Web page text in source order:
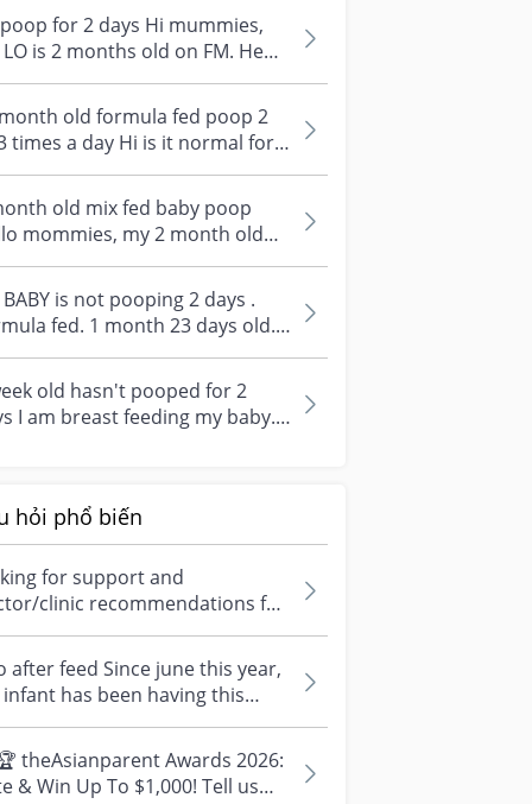
for 2 days Hi mummies,
is 2 months old on FM. He
poop for 2 days. I'm so
old formula fed poop 2
times a day Hi is it normal for a
old formula fed poop...
old mix fed baby poop
mommies, my 2 month old
poop every 2 days now since
BABY is not pooping 2 days .
fed. 1 month 23 days old.
last poop was Monday night
old hasn't pooped for 2
I am breast feeding my baby..
hỏi phổ biến
for support and
clinic recommendations for
abortion i'm feeling really
after feed Since june this year,
infant has been having this
episode three times....
theAsianparent Awards 2026:
& Win Up To $1,000! Tell us